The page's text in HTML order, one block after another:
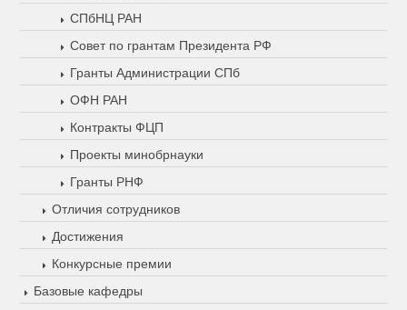
СПбНЦ РАН
Совет по грантам Президента РФ
Гранты Администрации СПб
ОФН РАН
Контракты ФЦП
Проекты минобрнауки
Гранты РНФ
Отличия сотрудников
Достижения
Конкурсные премии
Базовые кафедры